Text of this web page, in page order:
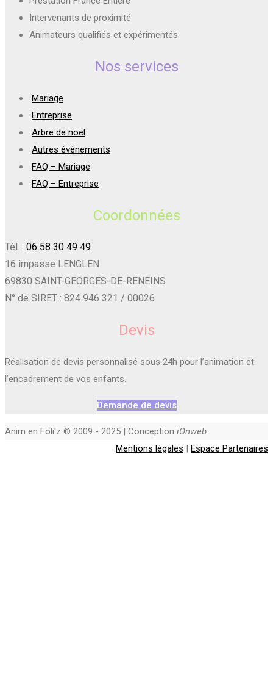
Intervenants de proximité
Animateurs qualifiés et expérimentés
Nos services
Mariage
Entreprise
Arbre de noël
Autres événements
FAQ – Mariage
FAQ – Entreprise
Coordonnées
Tél. : 06 58 30 49 49
16 impasse LENGLEN
69830 SAINT-GEORGES-DE-RENEINS
N° de SIRET : 824 946 321 / 00026
Devis
Réalisation de devis personnalisé sous 24h pour l’animation et
l’encadrement de vos enfants.
Demande de devis
Anim en Foli'z © 2009 - 2025 | Conception iOnweb
Mentions légales | Espace Partenaires